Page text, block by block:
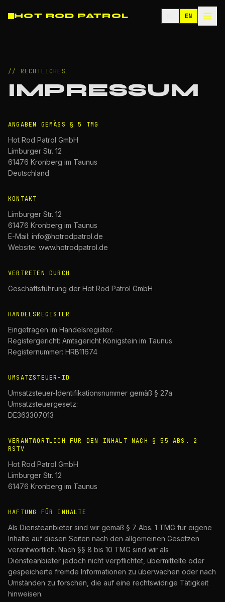
HOT ROD PATROL EN
// RECHTLICHES
IMPRESSUM
ANGABEN GEMÄSS § 5 TMG
Hot Rod Patrol GmbH
Limburger Str. 12
61476 Kronberg im Taunus
Deutschland
KONTAKT
Limburger Str. 12
61476 Kronberg im Taunus
E-Mail: info@hotrodpatrol.de
Website: www.hotrodpatrol.de
VERTRETEN DURCH
Geschäftsführung der Hot Rod Patrol GmbH
HANDELSREGISTER
Eingetragen im Handelsregister.
Registergericht: Amtsgericht Königstein im Taunus
Registernummer: HRB11674
UMSATZSTEUER-ID
Umsatzsteuer-Identifikationsnummer gemäß § 27a
Umsatzsteuergesetz:
DE363307013
VERANTWORTLICH FÜR DEN INHALT NACH § 55 ABS. 2
RSTV
Hot Rod Patrol GmbH
Limburger Str. 12
61476 Kronberg im Taunus
HAFTUNG FÜR INHALTE
Als Diensteanbieter sind wir gemäß § 7 Abs. 1 TMG für eigene
Inhalte auf diesen Seiten nach den allgemeinen Gesetzen
verantwortlich. Nach §§ 8 bis 10 TMG sind wir als
Diensteanbieter jedoch nicht verpflichtet, übermittelte oder
gespeicherte fremde Informationen zu überwachen oder nach
Umständen zu forschen, die auf eine rechtswidrige Tätigkeit
hinweisen.